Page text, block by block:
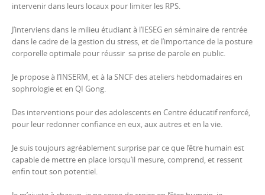
intervenir dans leurs locaux pour limiter les RPS.
J’interviens dans le milieu étudiant à l’IESEG en séminaire de rentrée
dans le cadre de la gestion du stress, et de l’importance de la posture
corporelle optimale pour réussir sa prise de parole en public.
Je propose à l’INSERM, et à la SNCF des ateliers hebdomadaires en
sophrologie et en QI Gong.
Des interventions pour des adolescents en Centre éducatif renforcé,
pour leur redonner confiance en eux, aux autres et en la vie.
Je suis toujours agréablement surprise par ce que l’être humain est
capable de mettre en place lorsqu’il mesure, comprend, et ressent
enfin tout son potentiel.